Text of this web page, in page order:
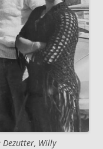
Dezutter, Willy